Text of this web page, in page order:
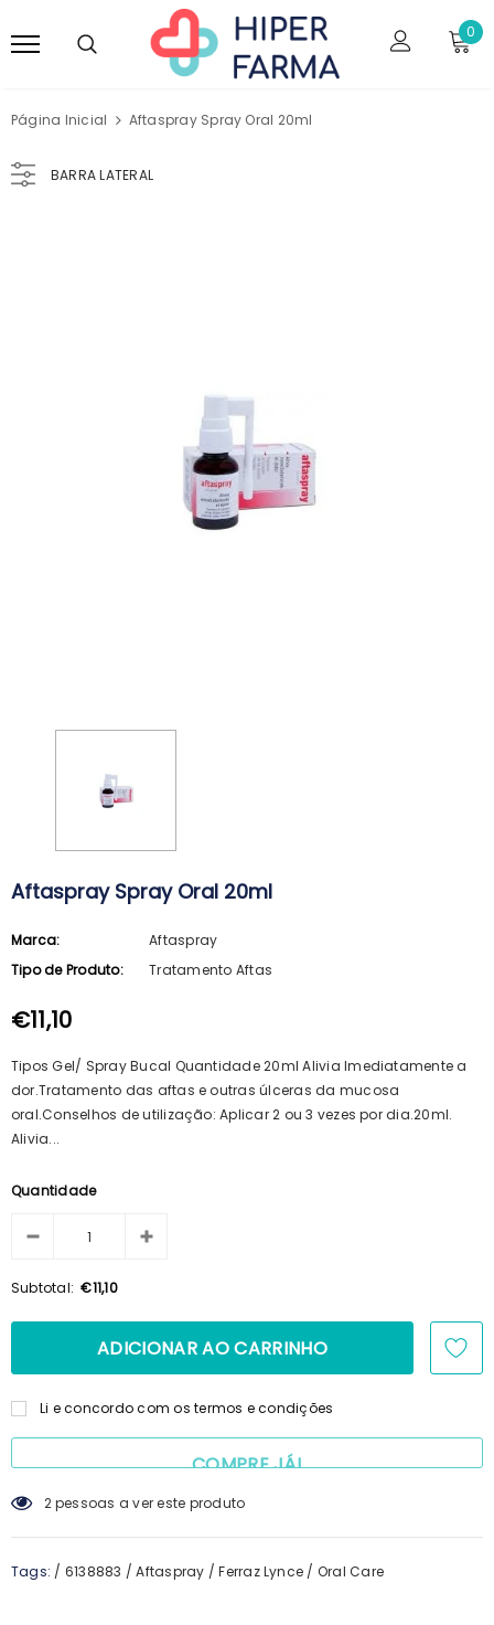
0
Página Inicial Aftaspray Spray Oral 20ml
BARRA LATERAL
Arkopharma Stop Piolhos Loção
Aftaspray Spray Oral 20ml
Marca:
Aftaspray
Tipo de Produto:
Tratamento Aftas
€11,10
Tipos Gel/ Spray Bucal Quantidade 20ml Alivia Imediatamente a
dor.Tratamento das aftas e outras úlceras da mucosa
oral.Conselhos de utilização: Aplicar 2 ou 3 vezes por dia.20ml.
Alivia...
Quantidade
Subtotal: €11,10
Li e concordo com os termos e condições
COMPRE JÁ!
2pessoas a ver este produto
Tags: / 6138883 / Aftaspray / Ferraz Lynce / Oral Care